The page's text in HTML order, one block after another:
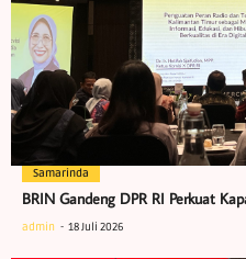
Samarinda
BRIN Gandeng DPR RI Perkuat
admin 18 Juli 2026